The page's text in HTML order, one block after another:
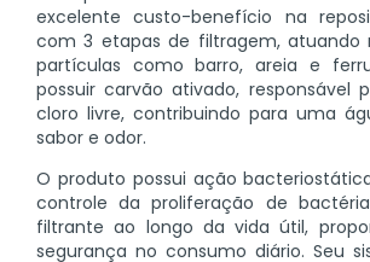
excelente custo-benefício na
com 3 etapas de filtragem, atuando
partículas como barro, areia e
possuir carvão ativado, responsável
cloro livre, contribuindo para uma
sabor e odor.
O produto possui ação
controle da proliferação de
filtrante ao longo da vida útil,
segurança no consumo diário. Seu